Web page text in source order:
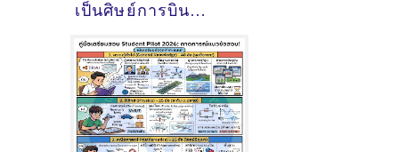
เป็นศิษย์การบิน